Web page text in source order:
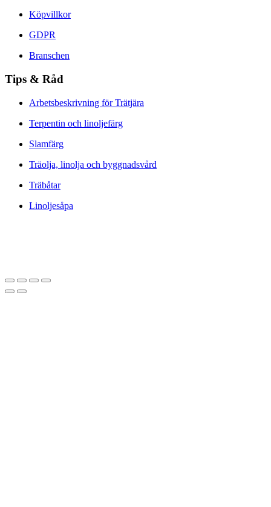
Köpvillkor
GDPR
Branschen
Tips & Råd
Arbetsbeskrivning för Trätjära
Terpentin och linoljefärg
Slamfärg
Träolja, linolja och byggnadsvård
Träbåtar
Linoljesåpa